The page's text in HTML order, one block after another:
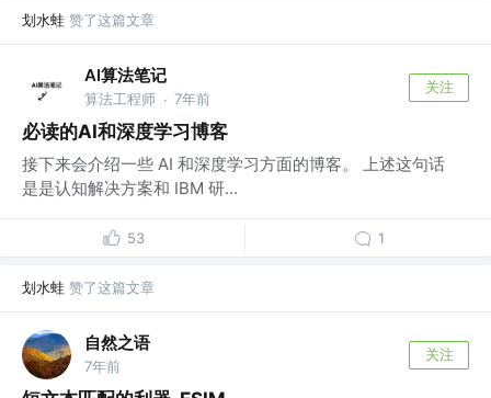
划水蛙 赞了这篇文章
AI算法笔记
算法工程师 · 7年前
关注
必读的AI和深度学习博客
接下来会介绍一些 AI 和深度学习方面的博客。 上述这句话
是是认知解决方案和 IBM 研...
53 1
划水蛙 赞了这篇文章
自然之语
7年前
关注